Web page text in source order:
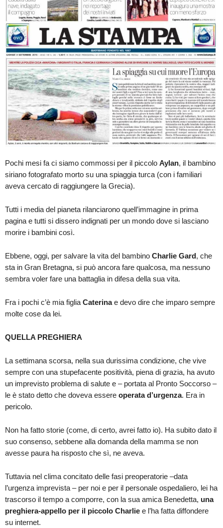
Pochi mesi fa ci siamo commossi per il piccolo Aylan, il bambino
siriano fotografato morto su una spiaggia turca (con i familiari
aveva cercato di raggiungere la Grecia).
Tutti i media del pianeta rilanciarono quell’immagine in prima
pagina e tutti si dissero indignati per un mondo dove si lasciano
morire i bambini così.
Ebbene, oggi, per salvare la vita del bambino Charlie Gard, che
sta in Gran Bretagna, si può ancora fare qualcosa, ma nessuno
sembra voler fare una battaglia in difesa della sua vita.
Fra i pochi c’è mia figlia Caterinae devo dire che imparo sempre
molte cose da lei.
QUELLA PREGHIERA
La settimana scorsa, nella sua durissima condizione, che vive
sempre con una stupefacente positività, piena di grazia, ha avuto
un imprevisto problema di salute e – portata al Pronto Soccorso –
le è stato detto che doveva essere operata d’urgenza. Era in
pericolo.
Non ha fatto storie (come, di certo, avrei fatto io). Ha subito dato il
suo consenso, sebbene alla domanda della mamma se non
avesse paura ha risposto che sì, ne aveva.
Tuttavia nel clima concitato delle fasi preoperatorie –data
l’urgenza imprevista – per noi e per il personale ospedaliero, lei ha
trascorso il tempo a comporre, con la sua amica Benedetta, una
preghiera-appello per il piccolo Charlie e l’ha fatta diffondere
su internet.